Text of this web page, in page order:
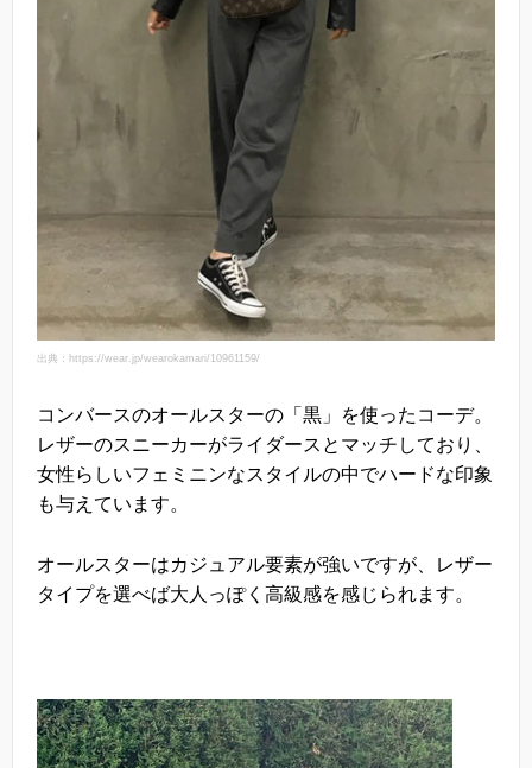
出典：https://wear.jp/wearokamari/10961159/
コンバースのオールスターの「黒」を使ったコーデ。
レザーのスニーカーがライダースとマッチしており、
女性らしいフェミニンなスタイルの中でハードな印象
も与えています。
オールスターはカジュアル要素が強いですが、レザー
タイプを選べば大人っぽく高級感を感じられます。